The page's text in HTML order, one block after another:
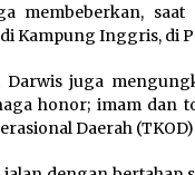
membeberkan,
Kampung Inggris, di
juga
honor; imam dan
Daerah